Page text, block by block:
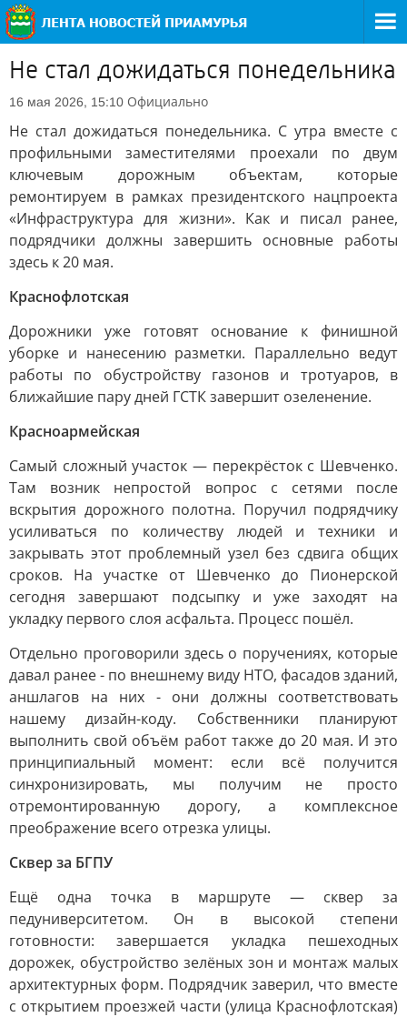
Не стал дожидаться понедельника
16 мая 2026, 15:10 Официально
Не стал дожидаться понедельника. С утра вместе с
профильными заместителями проехали по двум
ключевым дорожным объектам, которые
ремонтируем в рамках президентского нацпроекта
«Инфраструктура для жизни». Как и писал ранее,
подрядчики должны завершить основные работы
здесь к 20 мая.
Краснофлотская
Дорожники уже готовят основание к финишной
уборке и нанесению разметки. Параллельно ведут
работы по обустройству газонов и тротуаров, в
ближайшие пару дней ГСТК завершит озеленение.
Красноармейская
Самый сложный участок — перекрёсток с Шевченко.
Там возник непростой вопрос с сетями после
вскрытия дорожного полотна. Поручил подрядчику
усиливаться по количеству людей и техники и
закрывать этот проблемный узел без сдвига общих
сроков. На участке от Шевченко до Пионерской
сегодня завершают подсыпку и уже заходят на
укладку первого слоя асфальта. Процесс пошёл.
Отдельно проговорили здесь о поручениях, которые
давал ранее - по внешнему виду НТО, фасадов зданий,
аншлагов на них - они должны соответствовать
нашему дизайн-коду. Собственники планируют
выполнить свой объём работ также до 20 мая. И это
принципиальный момент: если всё получится
синхронизировать, мы получим не просто
отремонтированную дорогу, а комплексное
преображение всего отрезка улицы.
Сквер за БГПУ
Ещё одна точка в маршруте — сквер за
педуниверситетом. Он в высокой степени
готовности: завершается укладка пешеходных
дорожек, обустройство зелёных зон и монтаж малых
архитектурных форм. Подрядчик заверил, что вместе
с открытием проезжей части (улица Краснофлотская)